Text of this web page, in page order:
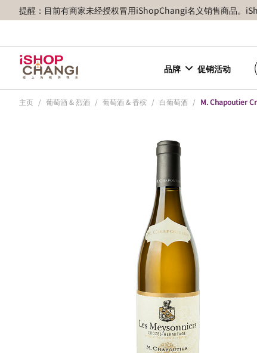
提醒：目前有商家未经授权冒用iShopChangi名义销售商品。
品牌 促销活动
主页 / 葡萄酒 & 烈酒 / 葡萄酒 & 香槟 / 白葡萄酒 / M. Chapoutier